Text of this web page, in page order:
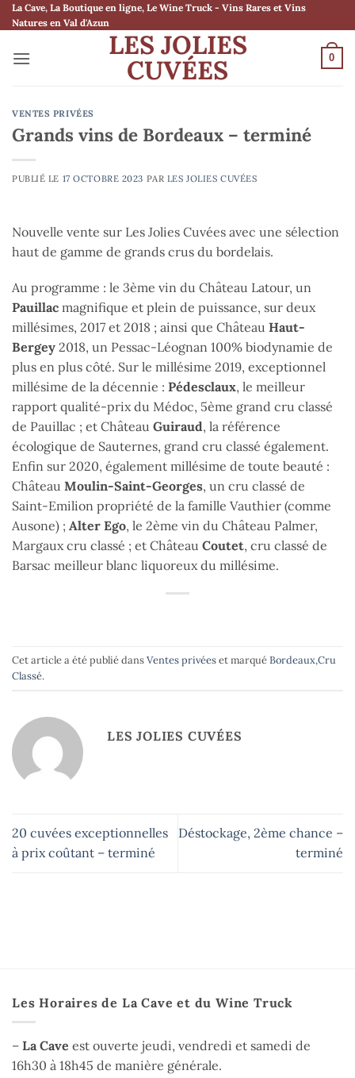
Passer
au
La Cave, La Boutique en ligne, Le Wine Truck - Vins Rares et Vins
Natures en Val d'Azun
LES JOLIES
CUVÉES 0
VENTES PRIVÉES
Grands vins de Bordeaux – terminé
PUBLIÉ LE 17 OCTOBRE 2023 PAR LES JOLIES CUVÉES
Nouvelle vente sur Les Jolies Cuvées avec une sélection
haut de gamme de grands crus du bordelais.
Au programme : le 3ème vin du Château Latour, un
Pauillac magnifique et plein de puissance, sur deux
millésimes, 2017 et 2018 ; ainsi que Château Haut-
Bergey 2018, un Pessac-Léognan 100% biodynamie de
plus en plus côté. Sur le millésime 2019, exceptionnel
millésime de la décennie : Pédesclaux, le meilleur
rapport qualité-prix du Médoc, 5ème grand cru classé
de Pauillac ; et Château Guiraud, la référence
écologique de Sauternes, grand cru classé également.
Enfin sur 2020, également millésime de toute beauté :
Château Moulin-Saint-Georges, un cru classé de
Saint-Emilion propriété de la famille Vauthier (comme
Ausone) ; Alter Ego, le 2ème vin du Château Palmer,
Margaux cru classé ; et Château Coutet, cru classé de
Barsac meilleur blanc liquoreux du millésime.
Cet article a été publié dansVentes privéeset marquéBordeaux,Cru
Classé.
LES JOLIES CUVÉES
20 cuvées exceptionnelles
à prix coûtant – terminé
Déstockage, 2ème chance –
terminé
Les Horaires de La Cave et du Wine Truck
– La Cave est ouverte jeudi, vendredi et samedi de
16h30 à 18h45 de manière générale.